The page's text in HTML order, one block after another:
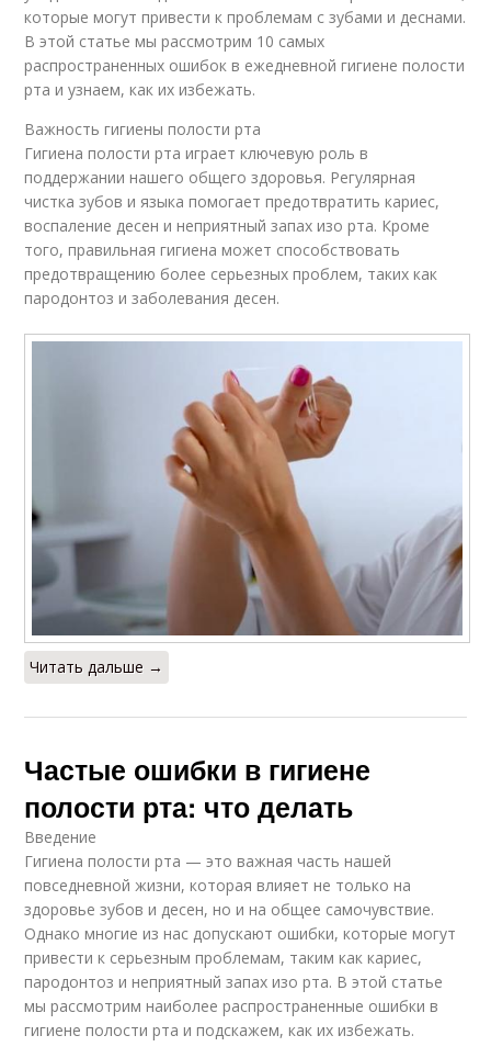
которые могут привести к проблемам с зубами и деснами.
В этой статье мы рассмотрим 10 самых
распространенных ошибок в ежедневной гигиене полости
рта и узнаем, как их избежать.
Важность гигиены полости рта
Гигиена полости рта играет ключевую роль в
поддержании нашего общего здоровья. Регулярная
чистка зубов и языка помогает предотвратить кариес,
воспаление десен и неприятный запах изо рта. Кроме
того, правильная гигиена может способствовать
предотвращению более серьезных проблем, таких как
пародонтоз и заболевания десен.
Читать дальше →
Частые ошибки в гигиене
полости рта: что делать
Введение
Гигиена полости рта — это важная часть нашей
повседневной жизни, которая влияет не только на
здоровье зубов и десен, но и на общее самочувствие.
Однако многие из нас допускают ошибки, которые могут
привести к серьезным проблемам, таким как кариес,
пародонтоз и неприятный запах изо рта. В этой статье
мы рассмотрим наиболее распространенные ошибки в
гигиене полости рта и подскажем, как их избежать.